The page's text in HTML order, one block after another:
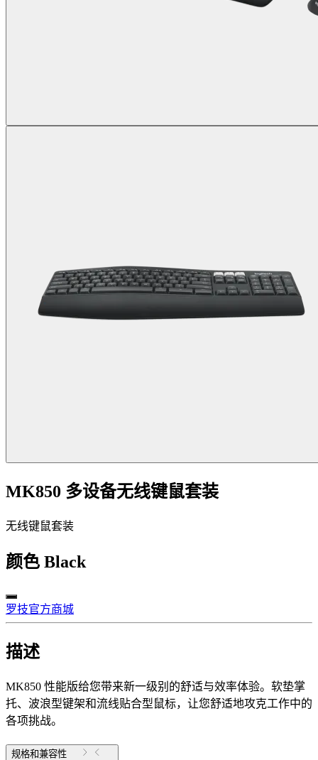
MK850 多设备无线键鼠套装
无线键鼠套装
颜色 Black
罗技官方商城
描述
MK850 性能版给您带来新一级别的舒适与效率体验。软垫掌
托、波浪型键架和流线贴合型鼠标，让您舒适地攻克工作中的
各项挑战。
规格和兼容性